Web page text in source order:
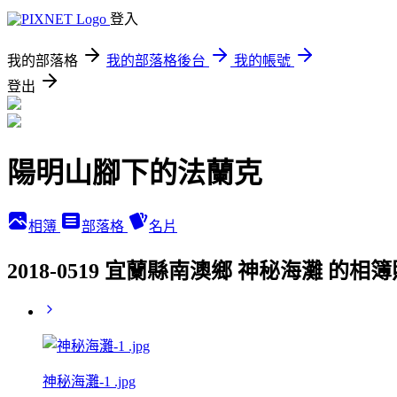
登入
我的部落格 我的部落格後台
我的帳號
登出
陽明山腳下的法蘭克
相簿 部落格 名片
2018-0519 宜蘭縣南澳鄉 神秘海灘 的相
神秘海灘-1 .jpg